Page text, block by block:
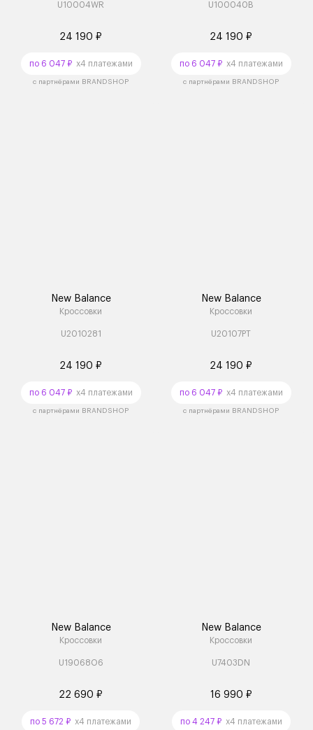
U10004WR
24 190 ₽
по 6 047 ₽x4 платежами
с партнёрами BRANDSHOP
U100040B
24 190 ₽
по 6 047 ₽x4 платежами
с партнёрами BRANDSHOP
New Balance
Кроссовки
U2010281
24 190 ₽
по 6 047 ₽x4 платежами
с партнёрами BRANDSHOP
New Balance
Кроссовки
U20107PT
24 190 ₽
по 6 047 ₽x4 платежами
с партнёрами BRANDSHOP
New Balance
Кроссовки
U19068O6
22 690 ₽
по 5 672 ₽ x4 платежами
New Balance
Кроссовки
U7403DN
16 990 ₽
по 4 247 ₽x4 платежами